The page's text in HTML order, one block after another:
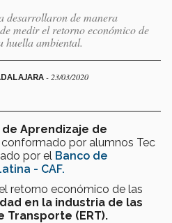
desarrollaron de manera
medir el retorno económico de
huella ambiental.
- 23/03/2020
Aprendizaje de
conformado por alumnos Tec
por el Banco de
- CAF.
retorno económico de las
en la industria de las
Transporte (ERT).